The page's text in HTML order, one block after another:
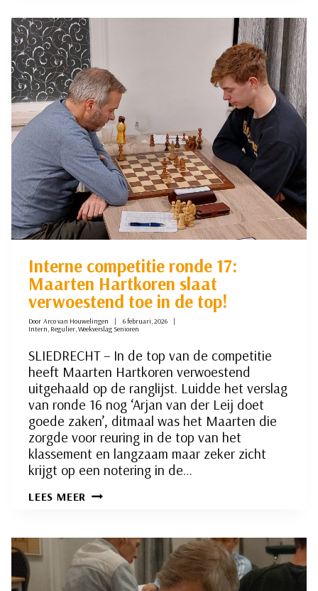
VAN
DER
LEIJ
NAAR
HUIS
Interne competitie ronde 17:
Maarten Hartkoren slaat
verwoestend toe in de top!
Door Arco van Houwelingen
6 februari, 2026
Intern, Regulier,Weekverslag Senioren
SLIEDRECHT – In de top van de competitie
heeft Maarten Hartkoren verwoestend
uitgehaald op de ranglijst. Luidde het verslag
van ronde 16 nog ‘Arjan van der Leij doet
goede zaken’, ditmaal was het Maarten die
zorgde voor reuring in de top van het
klassement en langzaam maar zeker zicht
krijgt op een notering in de…
LEES MEER INTERNE
MAARTEN
HARTKOREN
SLAAT
VERWOESTEND